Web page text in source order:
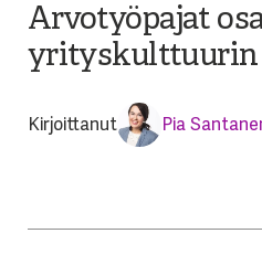
Arvotyöpajat
yrityskulttuurin
Kirjoittanut Pia